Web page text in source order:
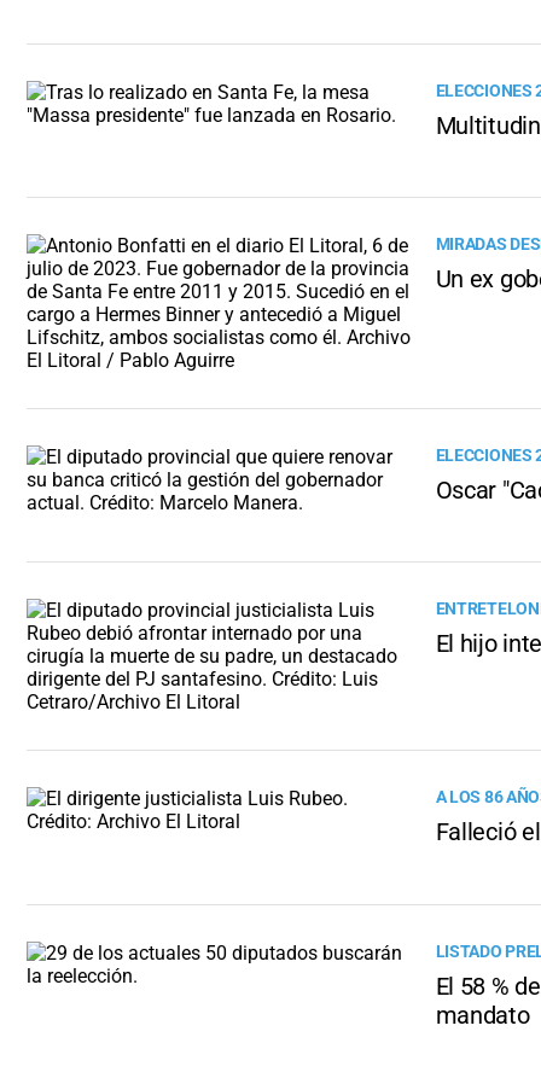
ELECCIONES
MIRADAS
Un ex
ELECCIONES
Oscar
El hijo
A LOS 86
Falleció
LISTADO
El 58 %
mandato